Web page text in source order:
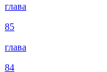
глава
85
глава
84